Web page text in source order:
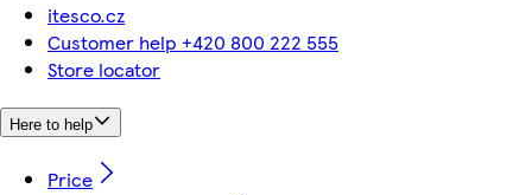
itesco.cz
Customer help +420 800 222 555
Store locator
Here to help
Price